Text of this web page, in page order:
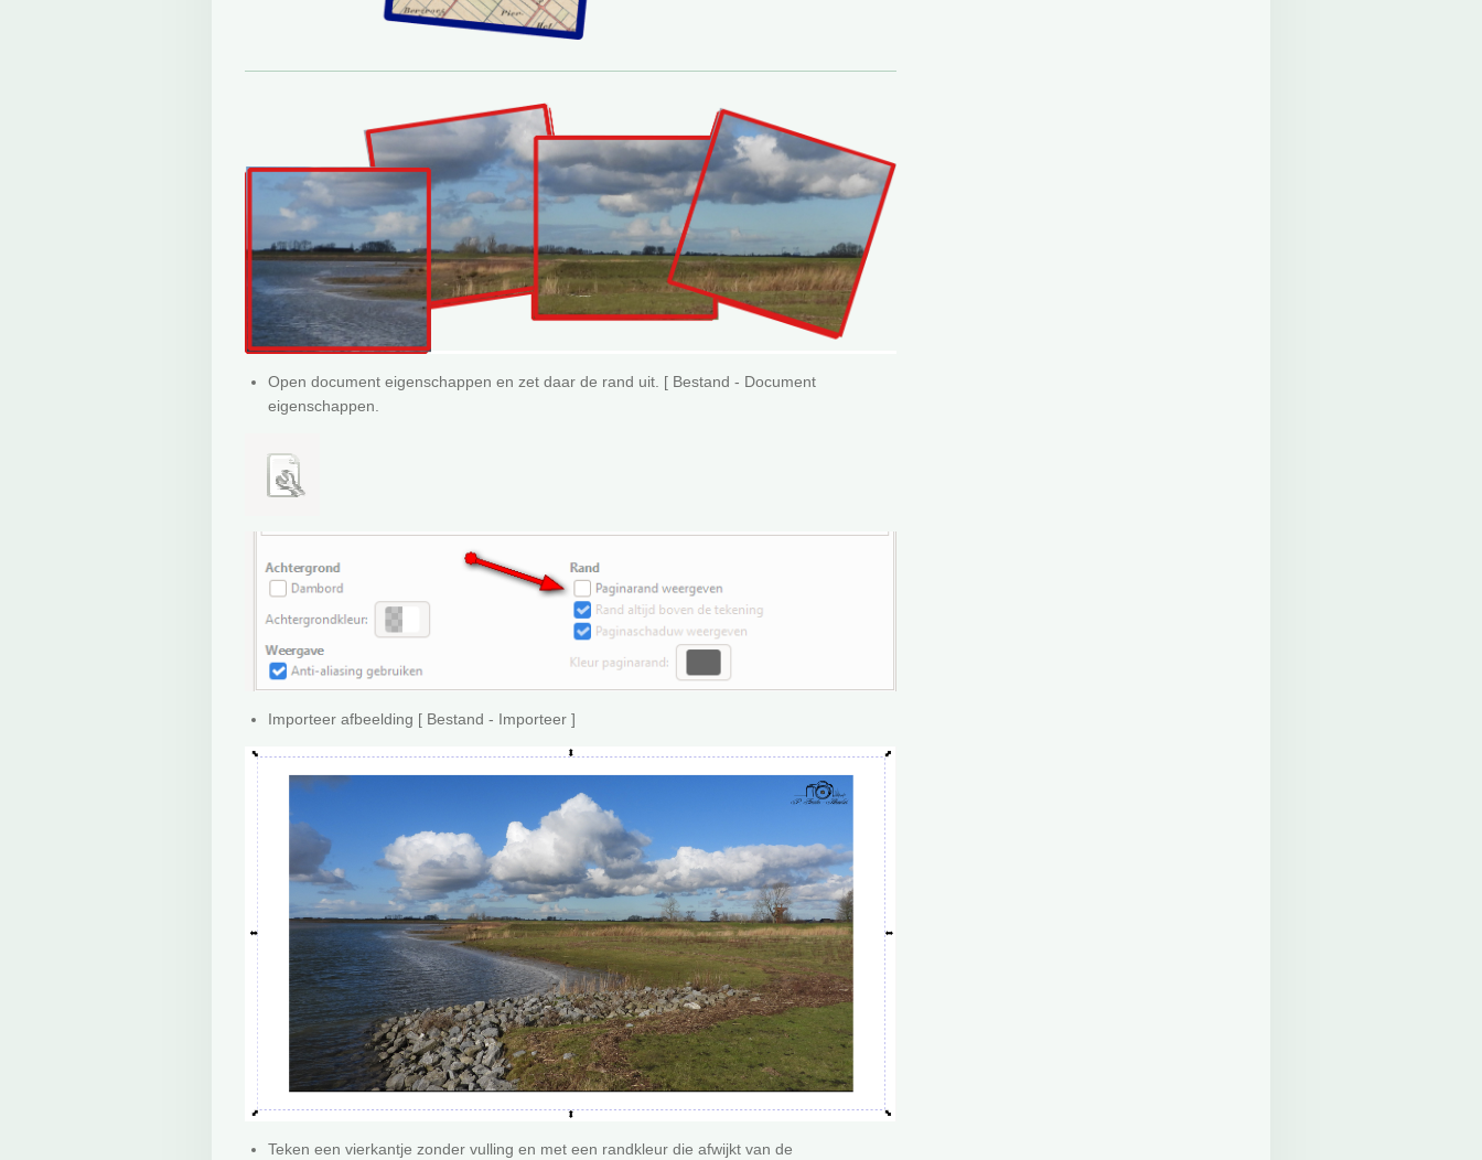
Open document eigenschappen en zet daar de rand uit. [ Bestand - Document
eigenschappen.
Importeer afbeelding [ Bestand - Importeer ]
Teken een vierkantje zonder vulling en met een randkleur die afwijkt van de